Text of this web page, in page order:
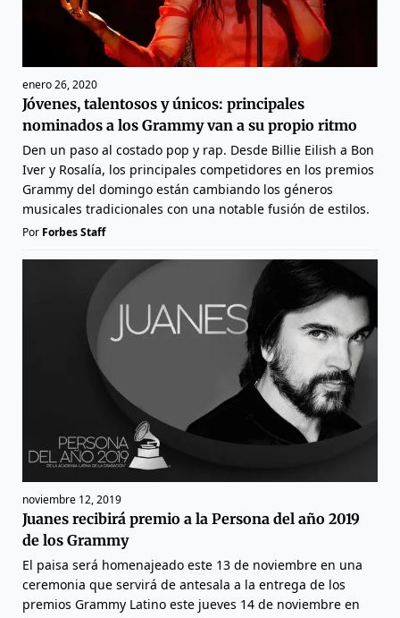
enero 26, 2020
Jóvenes, talentosos y únicos: principales
nominados a los Grammy van a su propio ritmo
Den un paso al costado pop y rap. Desde Billie Eilish a Bon
Iver y Rosalía, los principales competidores en los premios
Grammy del domingo están cambiando los géneros
musicales tradicionales con una notable fusión de estilos.
Por Forbes Staff
noviembre 12, 2019
Juanes recibirá premio a la Persona del año 2019
de los Grammy
El paisa será homenajeado este 13 de noviembre en una
ceremonia que servirá de antesala a la entrega de los
premios Grammy Latino este jueves 14 de noviembre en